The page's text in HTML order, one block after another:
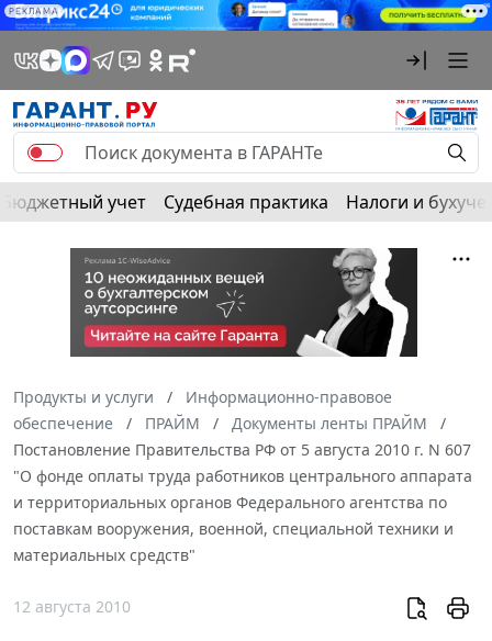
РЕКЛАМА
Бюджетный учет Судебная практика Налоги и
Продукты и услуги
Информационно-правовое
обеспечение
ПРАЙМ
Документы ленты ПРАЙМ
Постановление Правительства РФ от 5 августа 2010 г. N 607
"О фонде оплаты труда работников центрального аппарата
и территориальных органов Федерального агентства по
поставкам вооружения, военной, специальной техники и
материальных средств"
12 августа 2010